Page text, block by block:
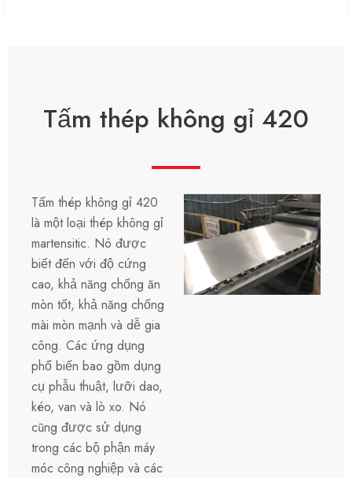
Tấm thép không gỉ 420
Tấm thép không gỉ 420
là một loại thép không gỉ
martensitic. Nó được
biết đến với độ cứng
cao, khả năng chống ăn
mòn tốt, khả năng chống
mài mòn mạnh và dễ gia
công. Các ứng dụng
phổ biến bao gồm dụng
cụ phẫu thuật, lưỡi dao,
kéo, van và lò xo. Nó
cũng được sử dụng
trong các bộ phận máy
móc công nghiệp và các